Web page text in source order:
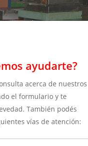
ayudarte?
acerca de nuestros
el formulario y te
También podés
vías de atención: